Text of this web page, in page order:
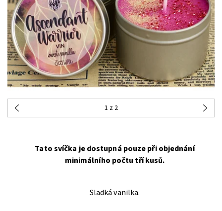
1 z 2
Tato svíčka je dostupná pouze při objednání
minimálního počtu tří kusů.
Sladká vanilka.